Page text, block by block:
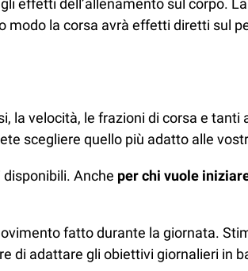
effetti dell’allenamento sul corpo.
modo la corsa avrà effetti diretti sul
la velocità, le frazioni di corsa e tanti
scegliere quello più adatto alle
Anche per chi vuole
fatto durante la giornata.
di adattare gli obiettivi giornalieri in